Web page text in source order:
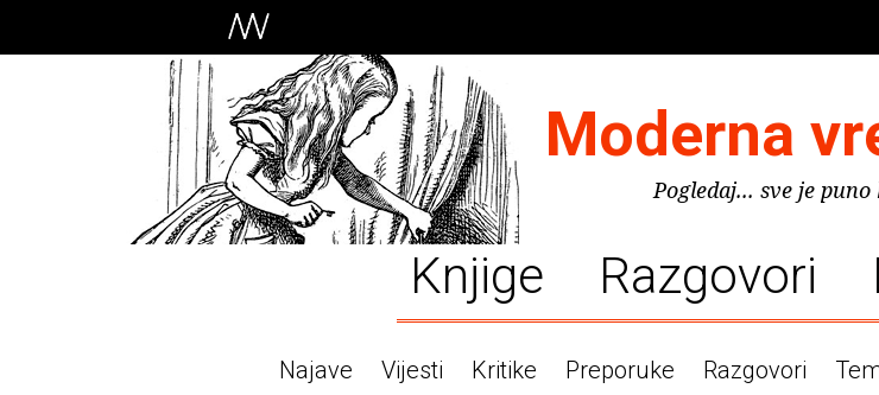
Moderna
Pogledaj... sve je puno
Knjige Razgovori
Najave Vijesti Kritike Preporuke Razgovori